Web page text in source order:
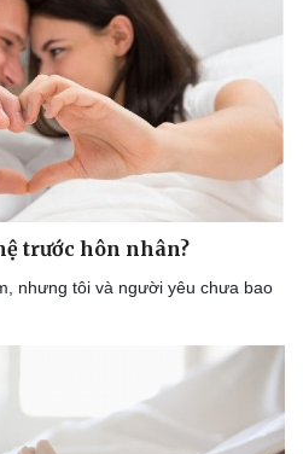
trước hôn nhân?
nhưng tôi và người yêu chưa bao